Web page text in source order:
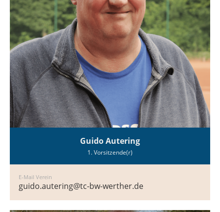
Guido Autering
1. Vorsitzende(r)
E-Mail Verein
guido.autering@tc-bw-werther.de